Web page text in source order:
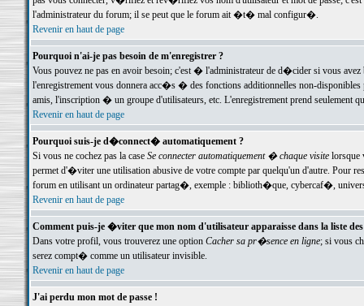
l'administrateur du forum; il se peut que le forum ait �t� mal configur�.
Revenir en haut de page
Pourquoi n'ai-je pas besoin de m'enregistrer ?
Vous pouvez ne pas en avoir besoin; c'est � l'administrateur de d�cider si vous
l'enregistrement vous donnera acc�s � des fonctions additionnelles non-
amis, l'inscription � un groupe d'utilisateurs, etc. L'enregistrement prend seulement
Revenir en haut de page
Pourquoi suis-je d�connect� automatiquement ?
Si vous ne cochez pas la case Se connecter automatiquement � chaque visitelorsque
permet d'�viter une utilisation abusive de votre compte par quelqu'un d'autre. Pour
forum en utilisant un ordinateur partag�, exemple : biblioth�que, cybercaf�,
Revenir en haut de page
Comment puis-je �viter que mon nom d'utilisateur apparaisse dans la liste
Dans votre profil, vous trouverez une option Cacher sa pr�sence en ligne; si vous
serez compt� comme un utilisateur invisible.
Revenir en haut de page
J'ai perdu mon mot de passe !